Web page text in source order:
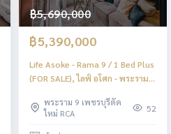
฿5,690,000
฿5,390,000
Life Asoke - Rama 9 / 1 Bed Plus
(FOR SALE), ไลฟ์ อโศก - พระราม 9
(ขาย) PEII055
พระราม 9 เพชรบุรีตัด
ใหม่ RCA
52